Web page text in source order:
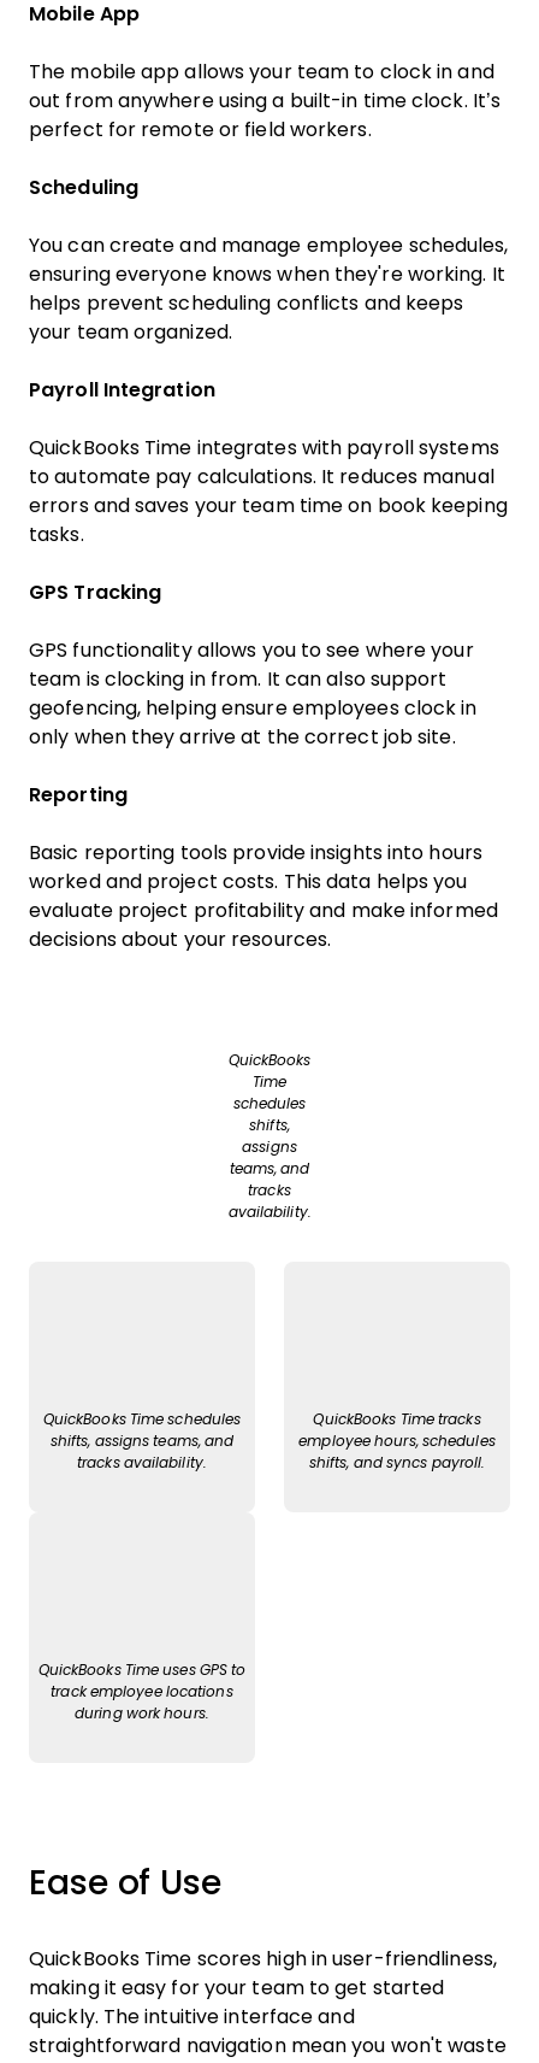
Mobile App
The mobile app allows your team to clock in and
out from anywhere using a built-in time clock. It’s
perfect for remote or field workers.
Scheduling
You can create and manage employee schedules,
ensuring everyone knows when they're working. It
helps prevent scheduling conflicts and keeps
your team organized.
Payroll Integration
QuickBooks Time integrates with payroll systems
to automate pay calculations. It reduces manual
errors and saves your team time on book keeping
tasks.
GPS Tracking
GPS functionality allows you to see where your
team is clocking in from. It can also support
geofencing, helping ensure employees clock in
only when they arrive at the correct job site.
Reporting
Basic reporting tools provide insights into hours
worked and project costs. This data helps you
evaluate project profitability and make informed
decisions about your resources.
QuickBooks
Time
schedules
shifts,
assigns
teams, and
tracks
availability.
QuickBooks Time schedules
shifts, assigns teams, and
tracks availability.
QuickBooks Time tracks
employee hours, schedules
shifts, and syncs payroll.
QuickBooks Time uses GPS to
track employee locations
during work hours.
Ease of Use
QuickBooks Time scores high in user-friendliness,
making it easy for your team to get started
quickly. The intuitive interface and
straightforward navigation mean you won't waste